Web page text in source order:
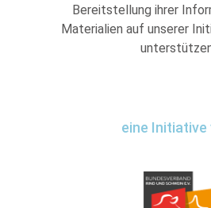
Bereitstellung ihrer
Materialien auf unserer
eine Initiative